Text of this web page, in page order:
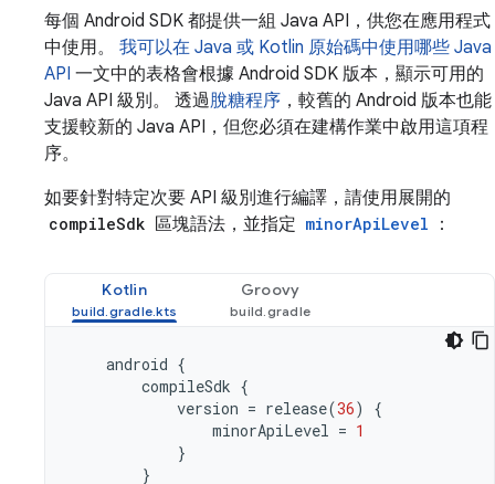
每個 Android SDK 都提供一組 Java API，供您在應用程式
中使用。 我可以在 Java 或 Kotlin 原始碼中使用哪些 Java
API 一文中的表格會根據 Android SDK 版本，顯示可用的
Java API 級別。 透過脫糖程序 ，較舊的 Android 版本也能
支援較新的 Java API，但您必須在建構作業中啟用這項程
序。
如要針對特定次要 API 級別進行編譯，請使用展開的
compileSdk 區塊語法，並指定 minorApiLevel ：
Kotlin Groovy
android {
compileSdk {
version = release(36)
{
minorApiLevel = 1
}
}